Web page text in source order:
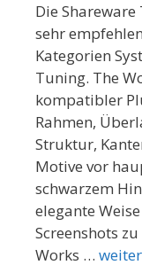
Die
sehr
Kategorien
Tuning. The
kompatibler
Rahmen,
Struktur,
Motive vor
schwarzem
elegante
Screenshots
Works …